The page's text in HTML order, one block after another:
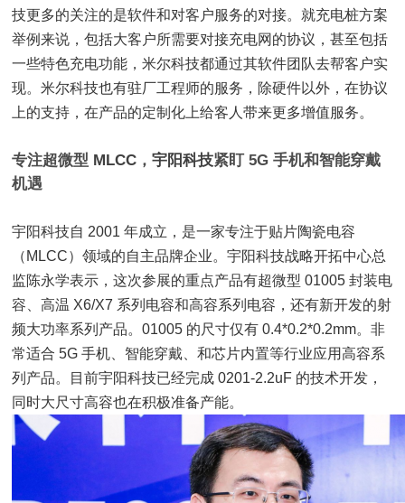
技更多的关注的是软件和对客户服务的对接。就充电桩方案
举例来说，包括大客户所需要对接充电网的协议，甚至包括
一些特色充电功能，米尔科技都通过其软件团队去帮客户实
现。米尔科技也有驻厂工程师的服务，除硬件以外，在协议
上的支持，在产品的定制化上给客人带来更多增值服务。
专注超微型 MLCC ，宇阳科技紧盯 5G 手机和智能穿戴
机遇
宇阳科技自 2001 年成立，是一家专注于贴片陶瓷电容
（MLCC）领域的自主品牌企业。宇阳科技战略开拓中心总
监陈永学表示，这次参展的重点产品有超微型 01005 封装电
容、高温 X6/X7 系列电容和高容系列电容，还有新开发的射
频大功率系列产品。01005 的尺寸仅有 0.4*0.2*0.2mm。非
常适合 5G 手机、智能穿戴、和芯片内置等行业应用高容系
列产品。目前宇阳科技已经完成 0201-2.2uF 的技术开发，
同时大尺寸高容也在积极准备产能。